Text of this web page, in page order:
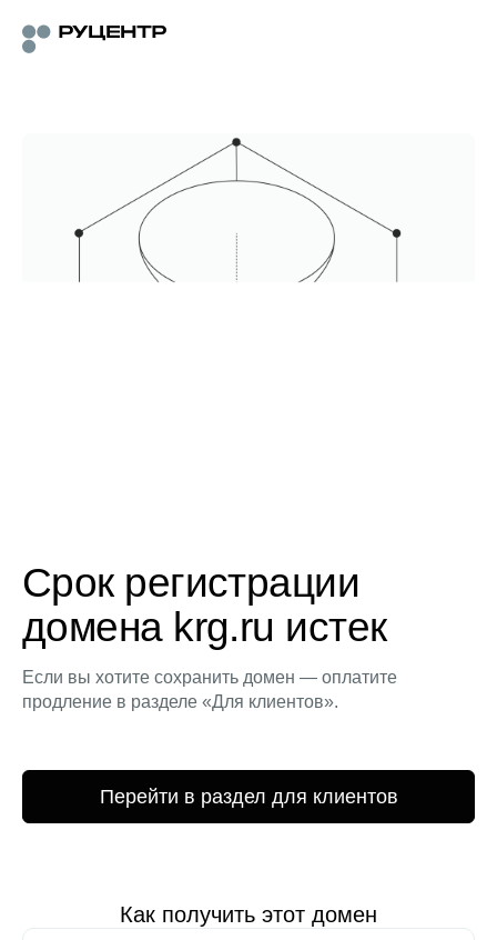
Срок регистрации
домена krg.ru истек
Если вы хотите сохранить домен — оплатите
продление в разделе «Для клиентов».
Перейти в раздел для клиентов
Как получить этот домен